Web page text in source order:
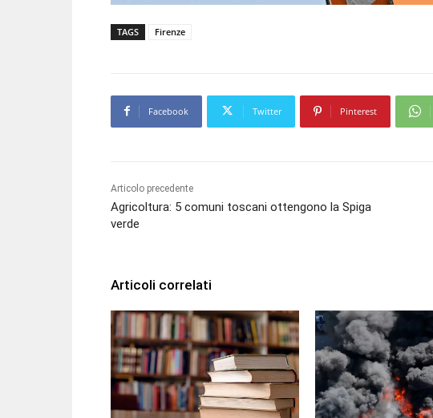
TAGS Firenze
Facebook Twitter Pinterest
Articolo precedente
Agricoltura: 5 comuni toscani ottengono la Spiga
verde
Articoli correlati